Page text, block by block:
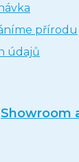
přírodu
údajů
Showroom